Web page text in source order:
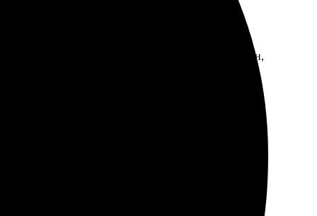
и оформила заказ. Сайт интуитивно понятен,
и аккуратно. Доставка прошла быстро,
выбрала размеры и оформление. Всё сделали